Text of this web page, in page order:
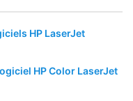
HP LaserJet
HP Color LaserJet